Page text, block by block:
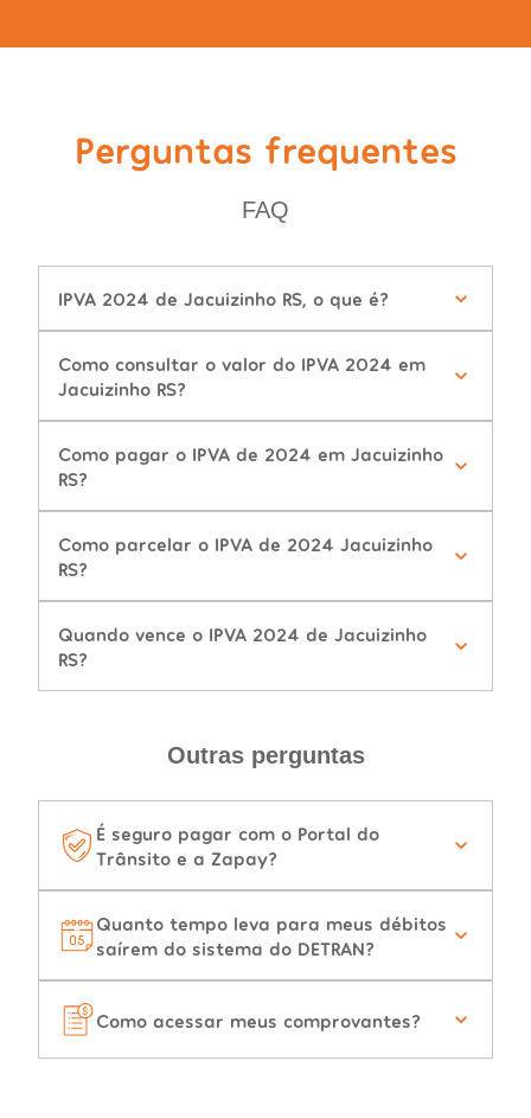
Perguntas frequentes
FAQ
IPVA 2024 de Jacuizinho RS, o que é?
Como consultar o valor do IPVA 2024 em
Jacuizinho RS?
Como pagar o IPVA de 2024 em Jacuizinho
RS?
Como parcelar o IPVA de 2024 Jacuizinho
RS?
Quando vence o IPVA 2024 de Jacuizinho
RS?
Outras perguntas
É seguro pagar com o Portal do
Trânsito e a Zapay?
Quanto tempo leva para meus débitos
saírem do sistema do DETRAN?
Como acessar meus comprovantes?